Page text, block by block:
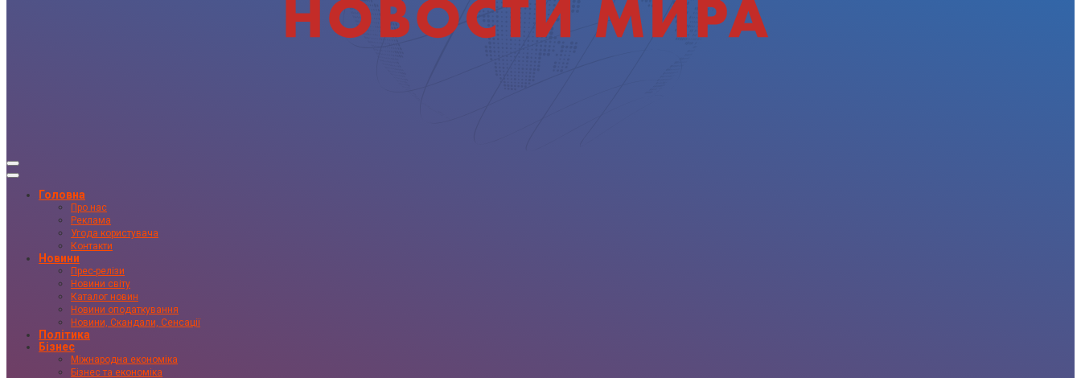
Головна
Про нас
Реклама
Угода користувача
Контакти
Новини
Прес-релізи
Новини світу
Каталог новин
Новини оподаткування
Новини, Скандали, Сенсації
Політика
Бізнес
Міжнародна економіка
Бізнес та економіка